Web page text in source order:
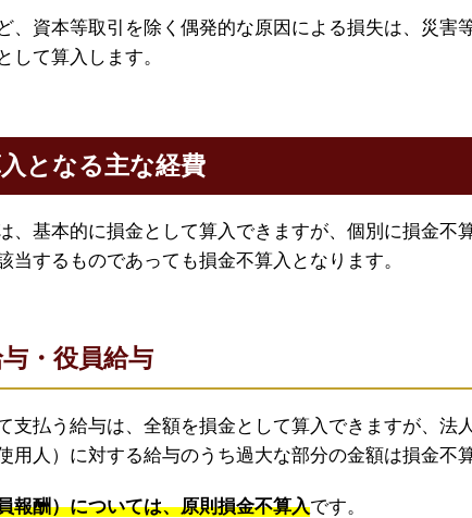
、資本等取引を除く偶発的な原因による損失は、災害
して算入します。
となる主な経費
、基本的に損金として算入できますが、個別に損金不
当するものであっても損金不算入となります。
・役員給与
支払う給与は、全額を損金として算入できますが、法
用人）に対する給与のうち過大な部分の金額は損金不
報酬）については、原則損金不算入です。